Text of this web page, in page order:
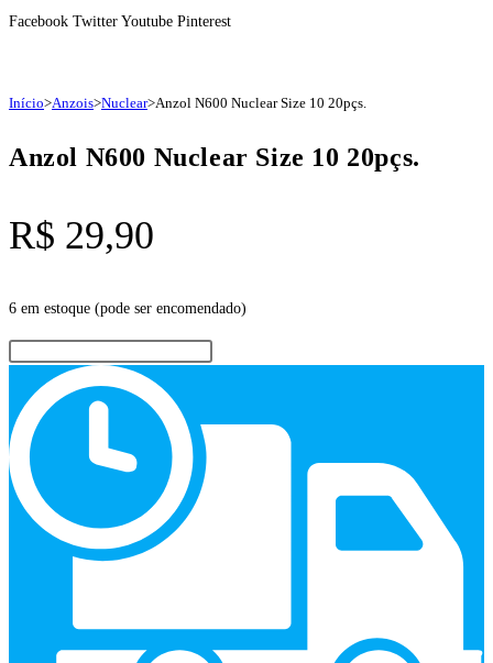
Facebook Twitter Youtube Pinterest
Início>Anzois>Nuclear>Anzol N600 Nuclear Size 10 20pçs.
Anzol N600 Nuclear Size 10 20pçs.
R$ 29,90
6 em estoque (pode ser encomendado)